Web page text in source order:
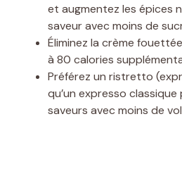
et augmentez les épices
saveur avec moins de
Éliminez la crème
à 80 calories
Préférez un ristretto
qu’un expresso
saveurs avec moins de